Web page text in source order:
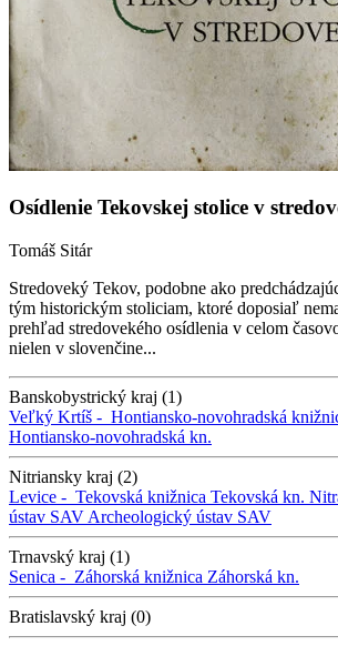
Osídlenie Tekovskej stolice v
Tomáš Sitár
Stredoveký Tekov, podobne ako
tým historickým stoliciam, ktoré doposiaľ
prehľad stredovekého osídlenia v celom
nielen v slovenčine...
Banskobystrický kraj (1)
Veľký Krtíš - Hontiansko-novohradská
Hontiansko-novohradská kn.
Nitriansky kraj (2)
Levice - Tekovská knižnica Tekovská kn.
ústav SAV Archeologický ústav SAV
Trnavský kraj (1)
Senica - Záhorská knižnica Záhorská kn.
Bratislavský kraj (0)